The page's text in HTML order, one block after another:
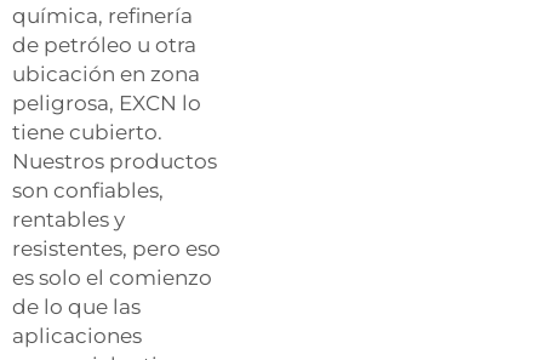
química, refinería
de petróleo u otra
ubicación en zona
peligrosa, EXCN lo
tiene cubierto.
Nuestros productos
son confiables,
rentables y
resistentes, pero eso
es solo el comienzo
de lo que las
aplicaciones